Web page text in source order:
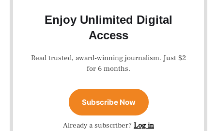
Enjoy Unlimited Digital
Access
Read trusted, award-winning journalism. Just $2
for 6 months.
Subscribe Now
Already a subscriber? Log in